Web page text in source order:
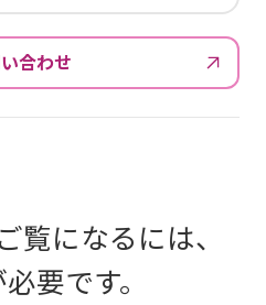
合わせ
覧になるには、
要です。